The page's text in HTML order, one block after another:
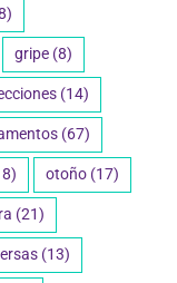
gripe (8)
(14)
(67)
otoño (17)
(21)
(13)